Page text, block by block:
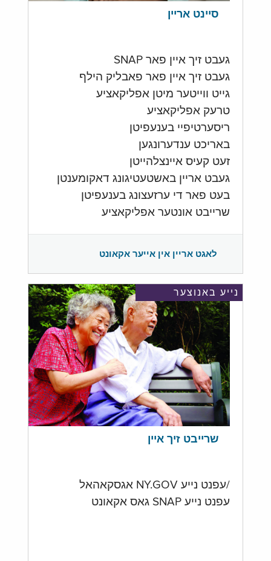
סיינט אריין
געבט זיך איין פאר SNAP
געבט זיך איין פאר פאבליק הילף
גייט ווייטער מיטן אפליקאציע
טרעק אפליקאציע
ריסערטיפיי בענעפיטן
באריכט ענדערונגען
זעט קעיס איינצלהייטן
געבט אריין באשטעטיגונג דאקומענטן
בעט פאר די ערזעצונג בענעפיטן
שרייבט אונטער אפליקאציע
לאגט אריין אין אייער אקאונט
נייע באנוצער
שרייבט זיך איין
/עפנט נייע NY.GOV אגסקאהאל
עפנט נייע SNAP גאס אקאונט